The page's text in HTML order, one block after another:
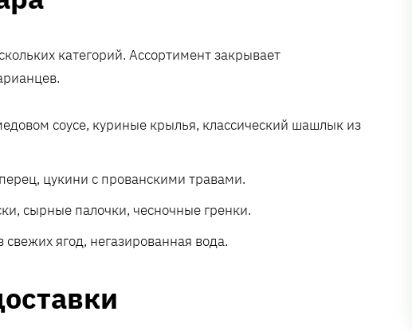
категорий. Ассортимент закрывает
соусе, куриные крылья, классический шашлык из
цукини с прованскими травами.
сырные палочки, чесночные гренки.
ягод, негазированная вода.